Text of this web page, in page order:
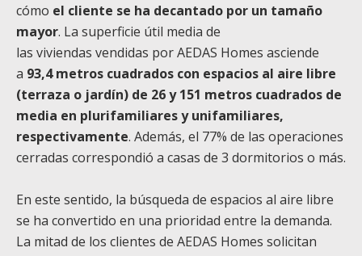
cómo el cliente se ha decantado por un tamaño
mayor. La superficie útil media de
las viviendas vendidas por AEDAS Homes asciende
a 93,4 metros cuadrados con espacios al aire libre
(terraza o jardín) de 26 y 151 metros cuadrados de
media en plurifamiliares y unifamiliares,
respectivamente. Además, el 77% de las operaciones
cerradas correspondió a casas de 3 dormitorios o más.
En este sentido, la búsqueda de espacios al aire libre
se ha convertido en una prioridad entre la demanda.
La mitad de los clientes de AEDAS Homes solicitan